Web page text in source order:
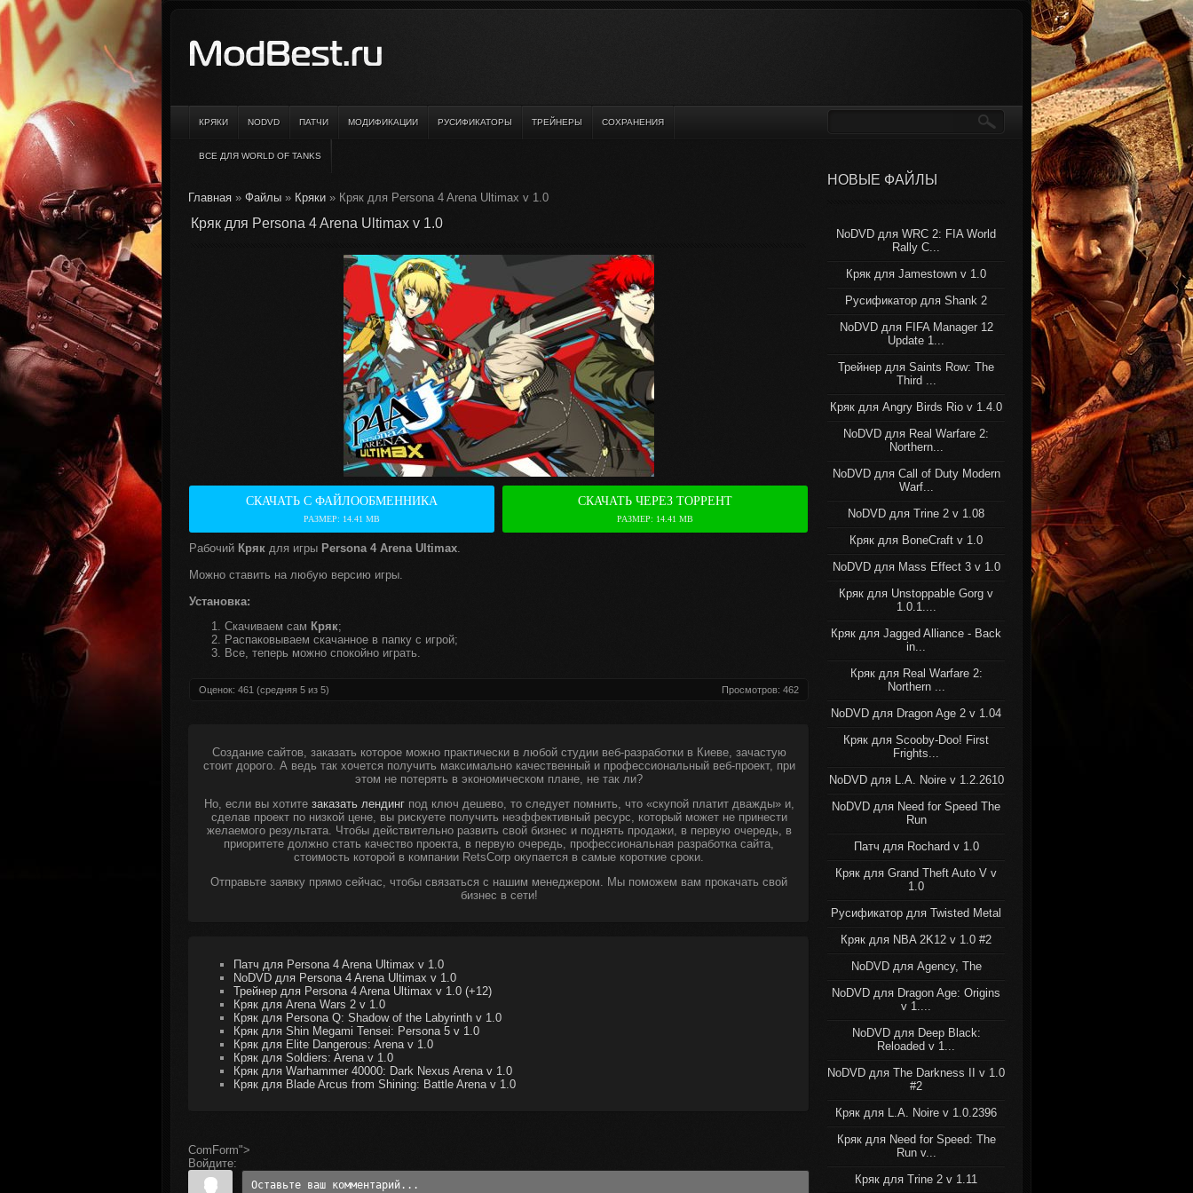
КРЯКИ NODVD ПАТЧИ МОДИФИКАЦИИ РУСИФИКАТОРЫ ТРЕЙНЕРЫ СОХРАНЕНИЯ
ВСЕ ДЛЯ WORLD OF TANKS
НОВЫЕ ФАЙЛЫ
NoDVD для WRC 2: FIA World
Rally C...
Кряк для Jamestown v 1.0
Русификатор для Shank 2
NoDVD для FIFA Manager 12
Update 1...
Трейнер для Saints Row: The
Third ...
Кряк для Angry Birds Rio v 1.4.0
NoDVD для Real Warfare 2:
Northern...
NoDVD для Call of Duty Modern
Warf...
NoDVD для Trine 2 v 1.08
Кряк для BoneCraft v 1.0
NoDVD для Mass Effect 3 v 1.0
Кряк для Unstoppable Gorg v
1.0.1....
Кряк для Jagged Alliance - Back
in...
Кряк для Real Warfare 2:
Northern ...
NoDVD для Dragon Age 2 v 1.04
Кряк для Scooby-Doo! First
Frights...
NoDVD для L.A. Noire v 1.2.2610
NoDVD для Need for Speed The
Run
Патч для Rochard v 1.0
Кряк для Grand Theft Auto V v
1.0
Русификатор для Twisted Metal
Кряк для NBA 2K12 v 1.0 #2
NoDVD для Agency, The
NoDVD для Dragon Age: Origins
v 1....
NoDVD для Deep Black:
Reloaded v 1...
NoDVD для The Darkness II v 1.0
#2
Кряк для L.A. Noire v 1.0.2396
Кряк для Need for Speed: The
Run v...
Кряк для Trine 2 v 1.11
Главная » Файлы » Кряки » Кряк для Persona 4 Arena Ultimax v 1.0
Кряк для Persona 4 Arena Ultimax v 1.0
СКАЧАТЬ С ФАЙЛООБМЕННИКА
РАЗМЕР: 14.41 MB
СКАЧАТЬ ЧЕРЕЗ ТОРРЕНТ
РАЗМЕР: 14.41 MB
Рабочий Кряк для игры Persona 4 Arena Ultimax.
Можно ставить на любую версию игры.
Установка:
Скачиваем сам Кряк;
Распаковываем скачанное в папку с игрой;
Все, теперь можно спокойно играть.
Просмотров: 462
Оценок: 461 (средняя 5 из 5)
Создание сайтов, заказать которое можно практически в любой студии веб-разработки в Киеве, зачастую
стоит дорого. А ведь так хочется получить максимально качественный и профессиональный веб-проект, при
этом не потерять в экономическом плане, не так ли?
Но, если вы хотите заказать лендингпод ключ дешево, то следует помнить, что «скупой платит дважды» и,
сделав проект по низкой цене, вы рискуете получить неэффективный ресурс, который может не принести
желаемого результата. Чтобы действительно развить свой бизнес и поднять продажи, в первую очередь, в
приоритете должно стать качество проекта, в первую очередь, профессиональная разработка сайта,
стоимость которой в компании RetsCorp окупается в самые короткие сроки.
Отправьте заявку прямо сейчас, чтобы связаться с нашим менеджером. Мы поможем вам прокачать свой
бизнес в сети!
Патч для Persona 4 Arena Ultimax v 1.0
NoDVD для Persona 4 Arena Ultimax v 1.0
Трейнер для Persona 4 Arena Ultimax v 1.0 (+12)
Кряк для Arena Wars 2 v 1.0
Кряк для Persona Q: Shadow of the Labyrinth v 1.0
Кряк для Shin Megami Tensei: Persona 5 v 1.0
Кряк для Elite Dangerous: Arena v 1.0
Кряк для Soldiers: Arena v 1.0
Кряк для Warhammer 40000: Dark Nexus Arena v 1.0
Кряк для Blade Arcus from Shining: Battle Arena v 1.0
ComForm">
Войдите: